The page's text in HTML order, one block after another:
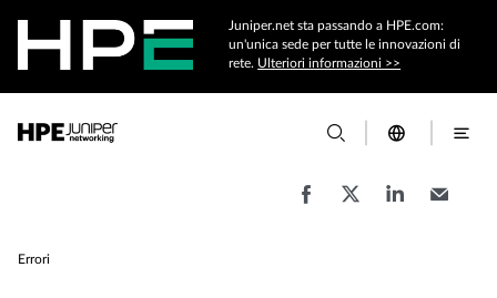
Juniper.net sta passando a HPE.com:
un'unica sede per tutte le innovazioni di
rete. Ulteriori informazioni >>
Errori